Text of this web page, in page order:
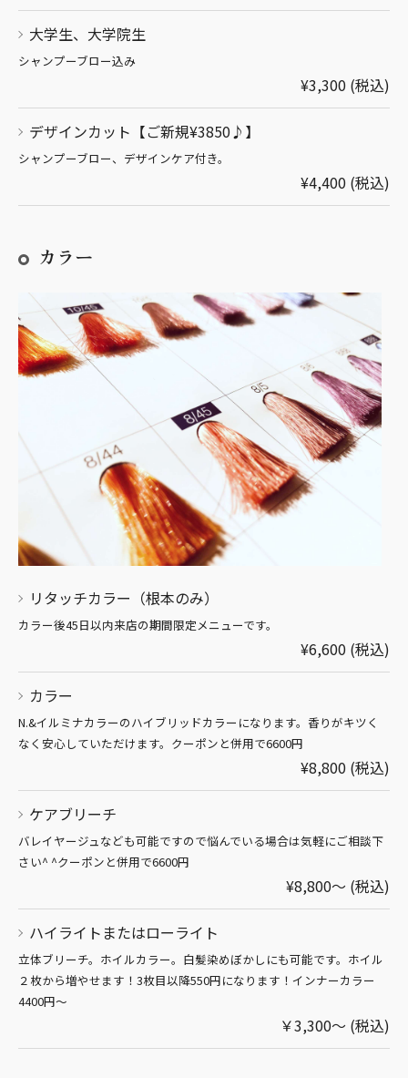
大学生、大学院生
シャンプーブロー込み
¥3,300 (税込)
デザインカット【ご新規¥3850♪】
シャンプーブロー、デザインケア付き。
¥4,400 (税込)
カラー
リタッチカラー（根本のみ）
カラー後45日以内来店の期間限定メニューです。
¥6,600 (税込)
カラー
N.&イルミナカラーのハイブリッドカラーになります。香りがキツく
なく安心していただけます。クーポンと併用で6600円
¥8,800 (税込)
ケアブリーチ
バレイヤージュなども可能ですので悩んでいる場合は気軽にご相談下
さい^ ^クーポンと併用で6600円
¥8,800～ (税込)
ハイライトまたはローライト
立体ブリーチ。ホイルカラー。白髪染めぼかしにも可能です。ホイル
２枚から増やせます！3枚目以降550円になります！インナーカラー
4400円～
￥3,300～ (税込)